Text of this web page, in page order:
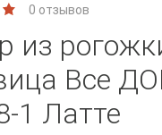
0 отзывов
из
Все
1 Латте